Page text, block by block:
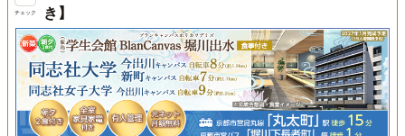
チェック
き】